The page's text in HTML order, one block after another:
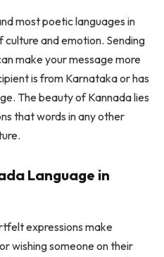
most poetic languages in
culture and emotion. Sending
make your message more
is from Karnataka or has
The beauty of Kannada lies
that words in any other
Language in
expressions make
wishing someone on their